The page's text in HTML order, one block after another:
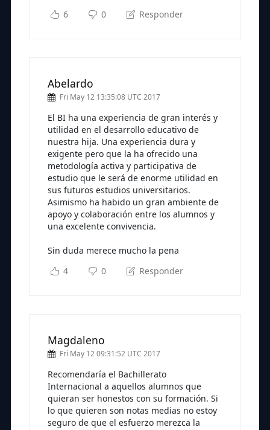
6
0 Responder
Abelardo
Fri May 12 13:35:08 UTC 2017
El BI ha una experiencia de gran interés y
utilidad en el desarrollo educativo de
nuestra hija. Una experiencia dura y
exigente pero que la ha ofrecido una
metodología activa y participativa de
estudio que le será de enorme utilidad en
sus futuros estudios universitarios.
Asimismo ha habido un gran ambiente de
apoyo y colaboración entre los alumnos y
una excelente convivencia.
Sin duda merece mucho la pena
4
0 Responder
Magdaleno
Fri May 12 09:31:52 UTC 2017
Recomendaría el Bachillerato
Internacional a aquellos alumnos que
quieran ser honestos con su formación. Si
lo que quieren son notas medias no estoy
seguro de que el esfuerzo merezca la